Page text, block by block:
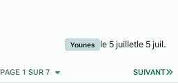
Younes le 5 juilletle 5 juil.
SUIVANT
PAGE 1 SUR 7